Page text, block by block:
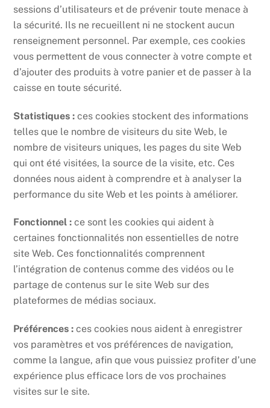
sessions d’utilisateurs et de prévenir toute menace à
la sécurité. Ils ne recueillent ni ne stockent aucun
renseignement personnel. Par exemple, ces cookies
vous permettent de vous connecter à votre compte et
d’ajouter des produits à votre panier et de passer à la
caisse en toute sécurité.
Statistiques :ces cookies stockent des informations
telles que le nombre de visiteurs du site Web, le
nombre de visiteurs uniques, les pages du site Web
qui ont été visitées, la source de la visite, etc. Ces
données nous aident à comprendre et à analyser la
performance du site Web et les points à améliorer.
Fonctionnel :ce sont les cookies qui aident à
certaines fonctionnalités non essentielles de notre
site Web. Ces fonctionnalités comprennent
l’intégration de contenus comme des vidéos ou le
partage de contenus sur le site Web sur des
plateformes de médias sociaux.
Préférences :ces cookies nous aident à enregistrer
vos paramètres et vos préférences de navigation,
comme la langue, afin que vous puissiez profiter d’une
expérience plus efficace lors de vos prochaines
visites sur le site.